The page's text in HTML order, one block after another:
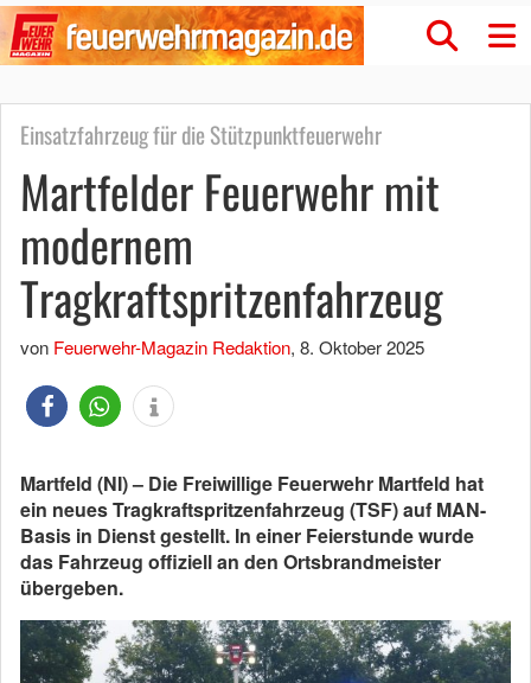
Einsatzfahrzeug für die Stützpunktfeuerwehr
Martfelder Feuerwehr mit
modernem
Tragkraftspritzenfahrzeug
von Feuerwehr-Magazin Redaktion, 8. Oktober 2025
Martfeld (NI) – Die Freiwillige Feuerwehr Martfeld hat
ein neues Tragkraftspritzenfahrzeug (TSF) auf MAN-
Basis in Dienst gestellt. In einer Feierstunde wurde
das Fahrzeug offiziell an den Ortsbrandmeister
übergeben.